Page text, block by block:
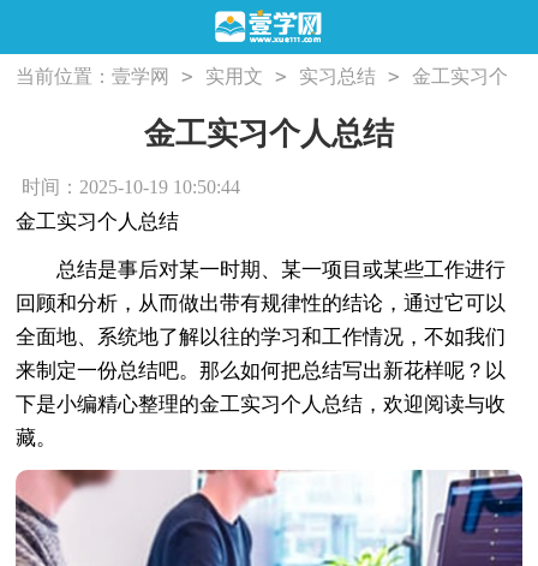
当前位置：壹学网 > 实用文 > 实习总结 >
金工实习个
金工实习个人总结
时间：2025-10-19 10:50:44
金工实习个人总结
总结是事后对某一时期、某一项目或某些工作进行
回顾和分析，从而做出带有规律性的结论，通过它可以
全面地、系统地了解以往的学习和工作情况，不如我们
来制定一份总结吧。那么如何把总结写出新花样呢？以
下是小编精心整理的金工实习个人总结，欢迎阅读与收
藏。